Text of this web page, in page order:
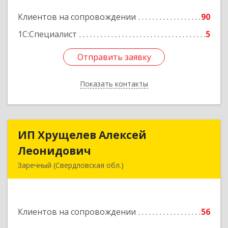
Клиентов на сопровождении
90
1С:Специалист
5
Отправить заявку
Показать контакты
Отправить заявку
Назад
ИП Хрущелев Алексей
Леонидович
Заречный (Свердловская обл.)
Клиентов на сопровождении 56
ИП Хрущелев Алексей
Подробнее